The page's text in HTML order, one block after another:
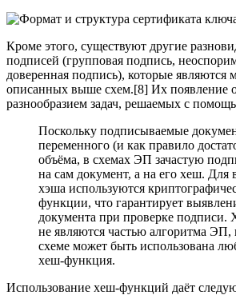
Кроме этого, существуют другие
подписей (групповая подпись,
доверенная подпись), которые являются
описанных выше схем.[8] Их появление
разнообразием задач, решаемых с
Поскольку подписываемые
переменного (и как правило
объёма, в схемах ЭП зачастую
на сам документ, а на его хеш. Для
хэша используются
функции, что гарантирует
документа при проверке
не являются частью алгоритма ЭП,
схеме может быть использована
хеш-функция.
Использование хеш-функций даёт